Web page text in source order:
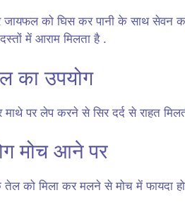
जायफल को घिस कर पानी के साथ सेवन
में आराम मिलता है .
का उपयोग
पर लेप करने से सिर दर्द से राहत
मोच आने पर
को मिला कर मलने से मोच में फायदा